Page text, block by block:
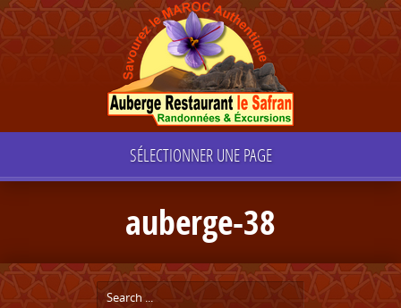
SÉLECTIONNER UNE PAGE
auberge-38